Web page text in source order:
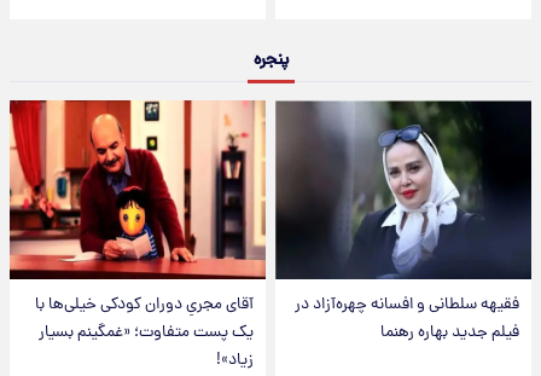
پنجره
فقیهه سلطانی و افسانه چهره‌آزاد در
فیلم جدید بهاره رهنما
آقای مجریِ دوران کودکی خیلی‌ها با
یک پست متفاوت؛ «غمگینم بسیار
زیاد»!